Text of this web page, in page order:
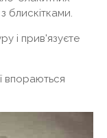
блискітками.
і прив'язуєте
впораються